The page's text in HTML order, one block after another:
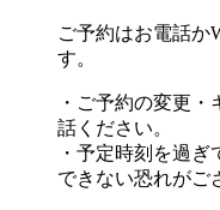
ご予約はお電話か
す。
・ご予約の変更
話ください。
・予定時刻を過
できない恐れがご